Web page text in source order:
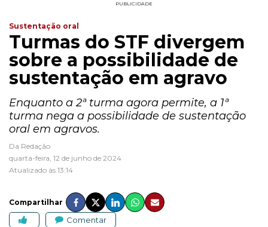
PUBLICIDADE
Sustentação oral
Turmas do STF divergem
sobre a possibilidade de
sustentação em agravo
Enquanto a 2ª turma agora permite, a 1ª
turma nega a possibilidade de sustentação
oral em agravos.
Da Redação
quarta-feira, 12 de junho de 2024
Atualizado às 13:14
Compartilhar
Comentar